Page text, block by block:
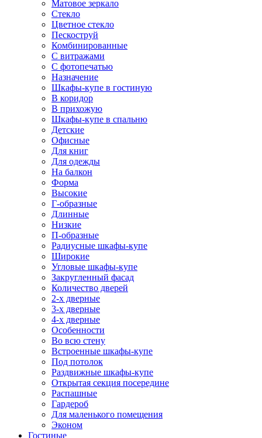
Матовое зеркало
Стекло
Цветное стекло
Пескоструй
Комбинированные
С витражами
С фотопечатью
Назначение
Шкафы-купе в гостиную
В коридор
В прихожую
Шкафы-купе в спальню
Детские
Офисные
Для книг
Для одежды
На балкон
Форма
Высокие
Г-образные
Длинные
Низкие
П-образные
Радиусные шкафы-купе
Широкие
Угловые шкафы-купе
Закругленный фасад
Количество дверей
2-х дверные
3-х дверные
4-х дверные
Особенности
Во всю стену
Встроенные шкафы-купе
Под потолок
Раздвижные шкафы-купе
Открытая секция посередине
Распашные
Гардероб
Для маленького помещения
Эконом
Гостиные